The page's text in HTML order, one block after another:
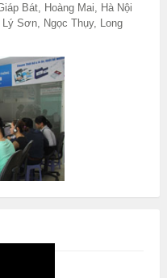
Bát, Hoàng Mai, Hà Nội
Sơn, Ngọc Thụy, Long